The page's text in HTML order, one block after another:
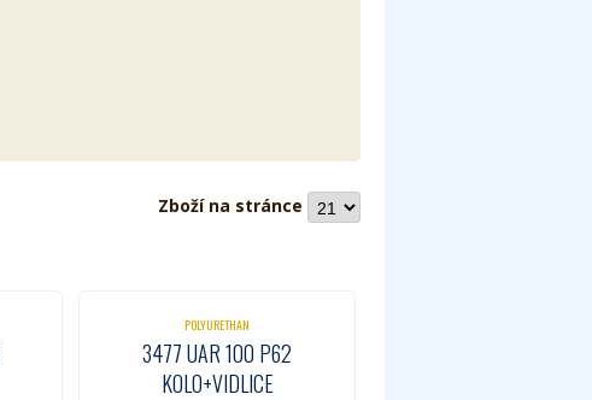
Zboží na stránce
POLYURETHAN
3477 UAR 100 P62
KOLO+VIDLICE